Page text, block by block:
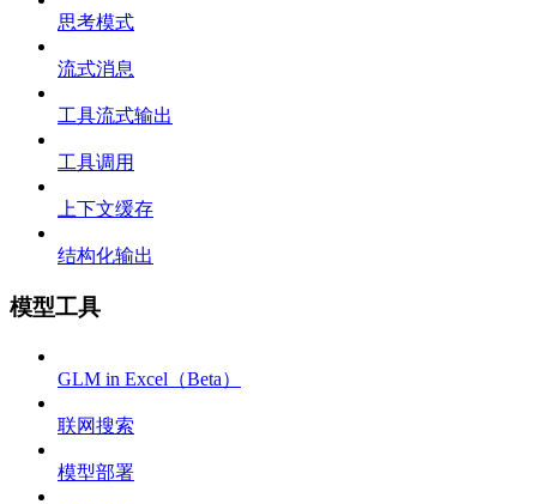
思考模式
流式消息
工具流式输出
工具调用
上下文缓存
结构化输出
模型工具
GLM in Excel（Beta）
联网搜索
模型部署